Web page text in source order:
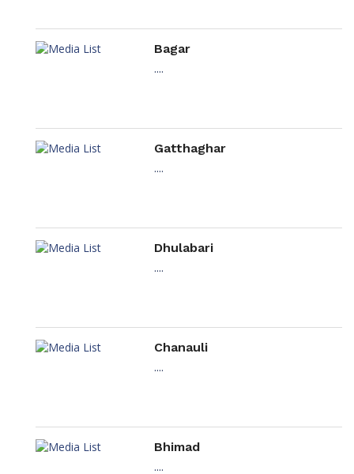
Bagar
....
Gatthaghar
....
Dhulabari
....
Chanauli
....
Bhimad
....